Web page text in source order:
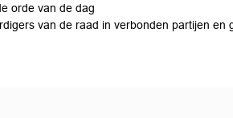
orde van de dag
van de raad in verbonden partijen en